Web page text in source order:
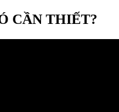
CẦN THIẾT?